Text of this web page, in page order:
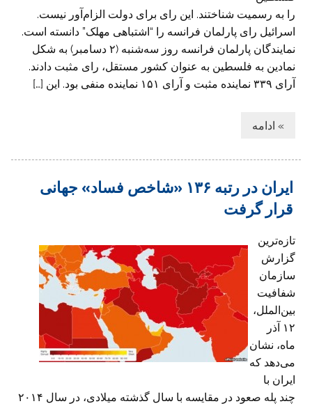
را به رسمیت شناختند. این رای برای دولت الزام‌آور نیست.
اسرائیل رای پارلمان فرانسه را “اشتباهی مهلک” دانسته است.
نمایندگان پارلمان فرانسه روز سه‌شنبه (۲ دسامبر) به شکل
نمادین به فلسطین به عنوان کشور مستقل، رای مثبت دادند.
آرای ۳۳۹ نماینده مثبت و آرای ۱۵۱ نماینده منفی بود. این […]
» ادامه
ایران در رتبه ۱۳۶ «شاخص فساد» جهانی
قرار گرفت
تازه‌ترین
گزارش
سازمان
شفافیت
بین‌الملل،
۱۲ آذر
ماه، نشان
می‌دهد که
ایران با
چند پله صعود در مقایسه با سال گذشته میلادی، در سال ۲۰۱۴